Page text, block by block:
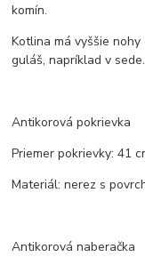
komín.
Kotlina má vyššie
guláš, napríklad v sede.
Antikorová pokrievka
Priemer pokrievky: 41
Materiál: nerez s
Antikorová naberačka